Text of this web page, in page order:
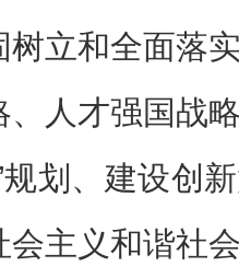
树立和全面落
、人才强国战
规划、建设创
会主义和谐社